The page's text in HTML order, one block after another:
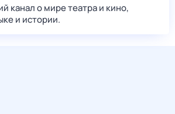
канал о мире театра и кино,
и истории.